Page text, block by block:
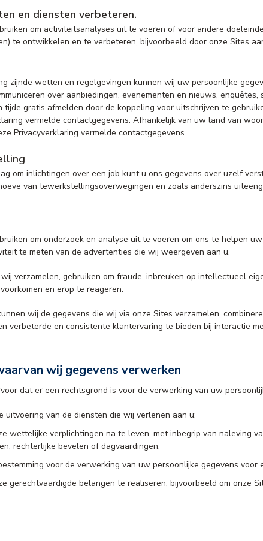
en diensten verbeteren.
om activiteitsanalyses uit te voeren of voor andere
te ontwikkelen en te verbeteren, bijvoorbeeld door onze Sites
zijnde wetten en regelgevingen kunnen wij uw persoonlijke
over aanbiedingen, evenementen en nieuws,
gratis afmelden door de koppeling voor uitschrijven te
vermelde contactgegevens. Afhankelijk van uw land van
Privacyverklaring vermelde contactgegevens.
om inlichtingen over een job kunt u ons gegevens over uzelf
van tewerkstellingsoverwegingen en zoals anderszins
om onderzoek en analyse uit te voeren om ons te helpen
te meten van de advertenties die wij weergeven aan u.
verzamelen, gebruiken om fraude, inbreuken op intellectueel
en erop te reageren.
wij de gegevens die wij via onze Sites verzamelen,
verbeterde en consistente klantervaring te bieden bij interactie
wij gegevens verwerken
dat er een rechtsgrond is voor de verwerking van uw
uitvoering van de diensten die wij verlenen aan u;
wettelijke verplichtingen na te leven, met inbegrip van naleving
rechterlijke bevelen of dagvaardingen;
voor de verwerking van uw persoonlijke gegevens
gerechtvaardigde belangen te realiseren, bijvoorbeeld om